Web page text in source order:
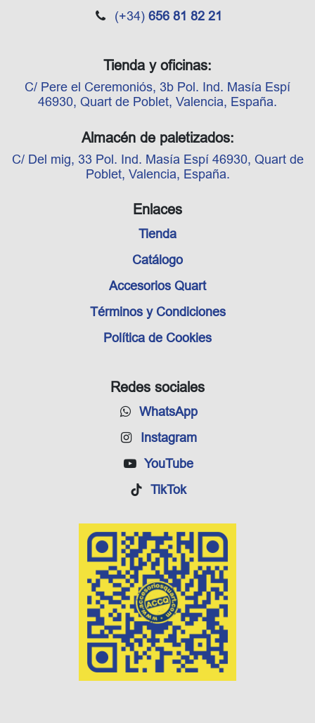
Redes sociales
WhatsApp
Instagram
YouTube
TikTok
Enlaces
Tienda
Catálogo
Accesorios Quart
Términos y Condiciones
Política de Cookies
Tienda y oficinas:
C/ Pere el Ceremoniós, 3b Pol. Ind. Masía Espí
46930, Quart de Poblet, Valencia, España.
Almacén de paletizados:
C/ Del mig, 33 Pol. Ind. Masía Espí 46930, Quart de
Poblet, Valencia, España.
(+34) 656 81 82 21